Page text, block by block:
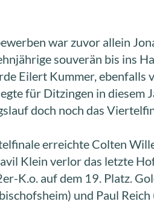
war zuvor allein
souverän bis ins
Eilert Kummer, ebenfalls
für Ditzingen in diesem
doch noch das
erreichte Colten
Klein verlor das letzte
K.o. auf dem 19. Platz.
und Paul